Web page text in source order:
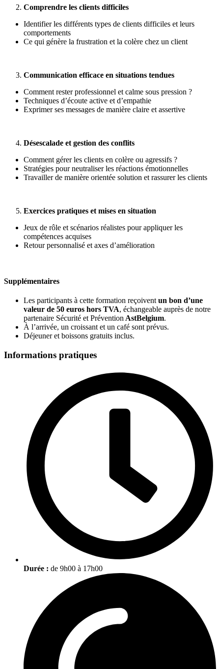
Comprendre les clients difficiles
Identifier les différents types de clients difficiles et leurs
comportements
Ce qui génère la frustration et la colère chez un client
Communication efficace en situations tendues
Comment rester professionnel et calme sous pression ?
Techniques d’écoute active et d’empathie
Exprimer ses messages de manière claire et assertive
Désescalade et gestion des conflits
Comment gérer les clients en colère ou agressifs ?
Stratégies pour neutraliser les réactions émotionnelles
Travailler de manière orientée solution et rassurer les clients
Exercices pratiques et mises en situation
Jeux de rôle et scénarios réalistes pour appliquer les
compétences acquises
Retour personnalisé et axes d’amélioration
Supplémentaires
Les participants à cette formation reçoivent un bon d’une
valeur de 50 euros hors TVA, échangeable auprès de notre
partenaire Sécurité et Prévention AstBelgium.
À l’arrivée, un croissant et un café sont prévus.
Déjeuner et boissons gratuits inclus.
Informations pratiques
Durée : de 9h00 à 17h00